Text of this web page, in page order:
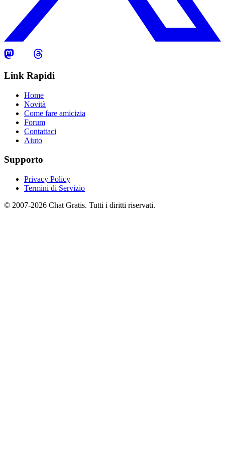
Link Rapidi
Home
Novità
Come fare amicizia
Forum
Contattaci
Aiuto
Supporto
Privacy Policy
Termini di Servizio
© 2007-2026 Chat Gratis. Tutti i diritti riservati.